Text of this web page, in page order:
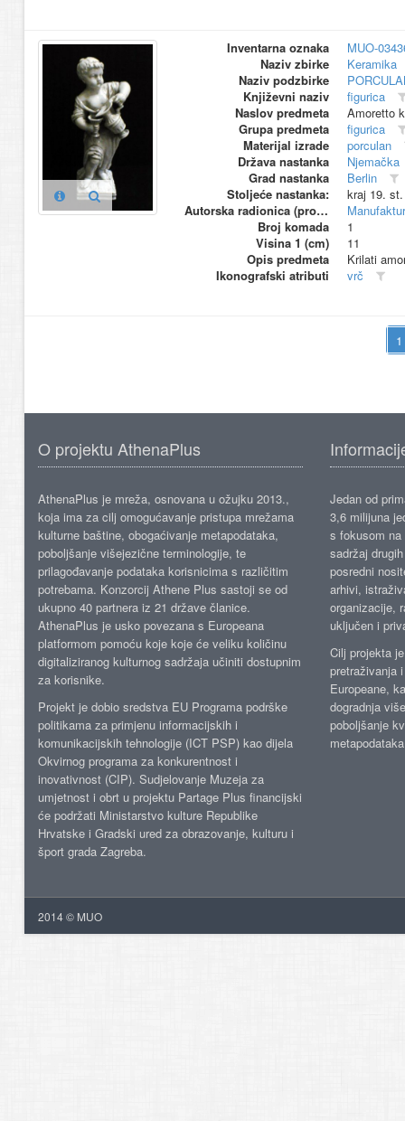
Inventarna oznaka
MUO-
Naziv zbirke
Keramika
Naziv podzbirke
Književni naziv
figurica
Naslov predmeta
Amoretto
Grupa predmeta
figurica
Materijal izrade
porculan
Država nastanka
Njemačka
Grad nastanka
Berlin
Stoljeće nastanka:
kraj 19.
Autorska radionica (proizvođač)
Broj komada
1
Visina 1 (cm)
11
Opis predmeta
Krilati
Ikonografski atributi
vrč
O projektu AthenaPlus
AthenaPlus je mreža, osnovana u ožujku 2013.,
koja ima za cilj omogućavanje pristupa mrežama
kulturne baštine, obogaćivanje metapodataka,
poboljšanje višejezične terminologije, te
prilagođavanje podataka korisnicima s različitim
potrebama. Konzorcij Athene Plus sastoji se od
ukupno 40 partnera iz 21 države članice.
AthenaPlus je usko povezana s Europeana
platformom pomoću koje koje će veliku količinu
digitaliziranog kulturnog sadržaja učiniti dostupnim
za korisnike.
Projekt je dobio sredstva EU Programa podrške
politikama za primjenu informacijskih i
komunikacijskih tehnologije (ICT PSP) kao dijela
Okvirnog programa za konkurentnost i
inovativnost (CIP). Sudjelovanje Muzeja za
umjetnost i obrt u projektu Partage Plus financijski
će podržati Ministarstvo kulture Republike
Hrvatske i Gradski ured za obrazovanje, kulturu i
šport grada Zagreba.
Jedan od
3,6 milijuna
s fokusom
sadržaj
posredni
arhivi,
organizacije,
uključen i
Cilj projekta
pretraživanja
Europeane,
dogradnja
poboljšanje
2014 © MUO